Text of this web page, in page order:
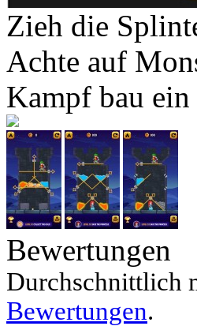
Zieh die
Achte auf
Kampf bau ein
Bewertungen
Durchschnittlich
Bewertungen.